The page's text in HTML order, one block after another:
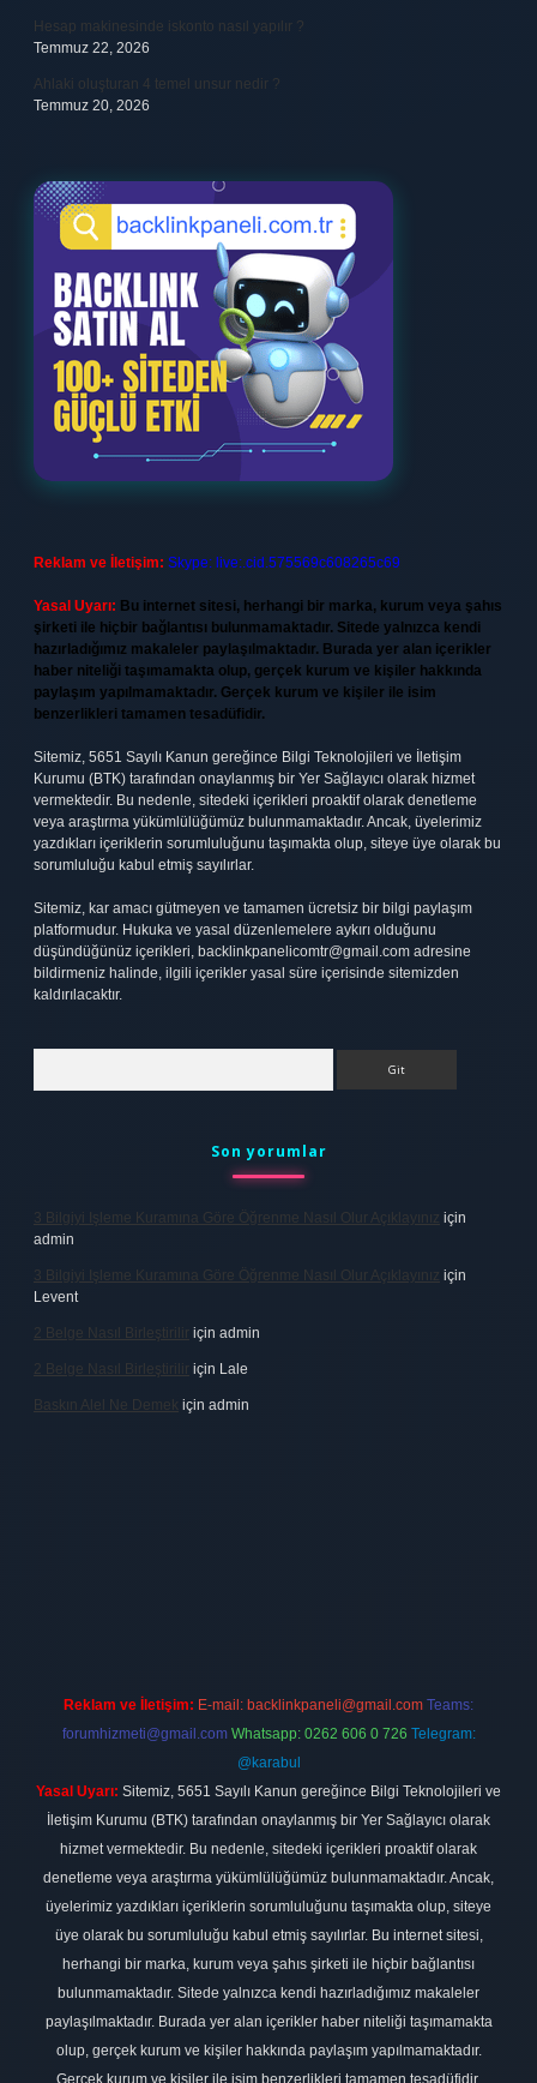
Hesap makinesinde iskonto nasıl yapılır ?
Temmuz 22, 2026
Ahlaki oluşturan 4 temel unsur nedir ?
Temmuz 20, 2026
Reklam ve İletişim: Skype: live:.cid.575569c608265c69
Yasal Uyarı: Bu internet sitesi, herhangi bir marka, kurum veya şahıs
şirketi ile hiçbir bağlantısı bulunmamaktadır. Sitede yalnızca kendi
hazırladığımız makaleler paylaşılmaktadır. Burada yer alan içerikler
haber niteliği taşımamakta olup, gerçek kurum ve kişiler hakkında
paylaşım yapılmamaktadır. Gerçek kurum ve kişiler ile isim
benzerlikleri tamamen tesadüfidir.
Sitemiz, 5651 Sayılı Kanun gereğince Bilgi Teknolojileri ve İletişim
Kurumu (BTK) tarafından onaylanmış bir Yer Sağlayıcı olarak hizmet
vermektedir. Bu nedenle, sitedeki içerikleri proaktif olarak denetleme
veya araştırma yükümlülüğümüz bulunmamaktadır. Ancak, üyelerimiz
yazdıkları içeriklerin sorumluluğunu taşımakta olup, siteye üye olarak bu
sorumluluğu kabul etmiş sayılırlar.
Sitemiz, kar amacı gütmeyen ve tamamen ücretsiz bir bilgi paylaşım
platformudur. Hukuka ve yasal düzenlemelere aykırı olduğunu
düşündüğünüz içerikleri, backlinkpanelicomtr@gmail.com adresine
bildirmeniz halinde, ilgili içerikler yasal süre içerisinde sitemizden
kaldırılacaktır.
Son yorumlar
3 Bilgiyi Işleme Kuramına Göre Öğrenme Nasıl Olur Açıklayınız için
admin
3 Bilgiyi Işleme Kuramına Göre Öğrenme Nasıl Olur Açıklayınız için
Levent
2 Belge Nasıl Birleştirilir için admin
2 Belge Nasıl Birleştirilir için Lale
Baskın Alel Ne Demek için admin
Reklam ve İletişim: E-mail: backlinkpaneli@gmail.com Teams:
forumhizmeti@gmail.com Whatsapp: 0262 606 0 726 Telegram:
@karabul
Yasal Uyarı: Sitemiz, 5651 Sayılı Kanun gereğince Bilgi Teknolojileri ve
İletişim Kurumu (BTK) tarafından onaylanmış bir Yer Sağlayıcı olarak
hizmet vermektedir. Bu nedenle, sitedeki içerikleri proaktif olarak
denetleme veya araştırma yükümlülüğümüz bulunmamaktadır. Ancak,
üyelerimiz yazdıkları içeriklerin sorumluluğunu taşımakta olup, siteye
üye olarak bu sorumluluğu kabul etmiş sayılırlar. Bu internet sitesi,
herhangi bir marka, kurum veya şahıs şirketi ile hiçbir bağlantısı
bulunmamaktadır. Sitede yalnızca kendi hazırladığımız makaleler
paylaşılmaktadır. Burada yer alan içerikler haber niteliği taşımamakta
olup, gerçek kurum ve kişiler hakkında paylaşım yapılmamaktadır.
Gerçek kurum ve kişiler ile isim benzerlikleri tamamen tesadüfidir.